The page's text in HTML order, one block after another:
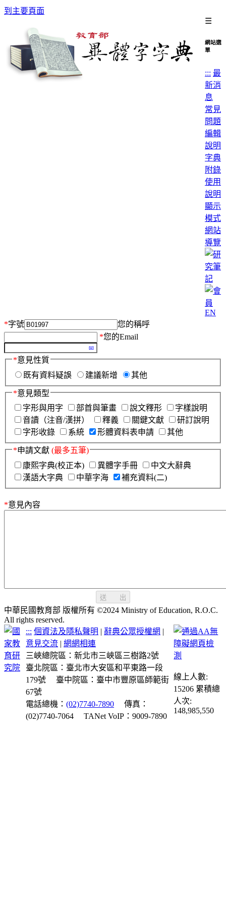
到主要頁面
☰
網站選
單
::: 最
新消
息
常見
問題
編輯
說明
字典
附錄
使用
說明
顯示
模式
網站
導覽
EN
*字號
您的稱呼
*您的Email
*意見性質
既有資料疑誤
建議新增 其他
*意見類型
字形與用字
部首與筆畫 說文釋形
字樣說明
音讀（注音/漢拼）
釋義 關鍵文獻
研訂說明
字形收錄
系統 形體資料表申請 其他
*申請文獻 (最多五筆)
康熙字典(校正本)
異體字手冊
中文大辭典
漢語大字典
中華字海 補充資料(二)
*意見內容
送 出
中華民國教育部 版權所有 ©2024 Ministry of Education, R.O.C.
All rights reserved.
::: 個資法及隱私聲明 | 辭典公眾授權網 |
意見交流 |網網相連
三峽總院區：新北市三峽區三樹路2號
臺北院區：臺北市大安區和平東路一段
179號
臺中院區：臺中市豐原區師範街
67號
電話總機：(02)7740-7890
傳真：
(02)7740-7064
TANet VoIP：9009-7890
線上人數:
15206 累積總
人次:
148,985,550